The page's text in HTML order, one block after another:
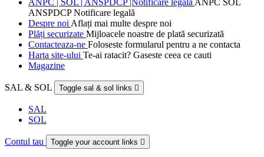
ANSPDCP Notificare legală
Despre noi Aflați mai multe despre noi
Plăți securizate Mijloacele noastre de plată securizată
Contacteaza-ne Foloseste formularul pentru a ne contacta
Harta site-ului Te-ai ratacit? Gaseste ceea ce cauti
Magazine
SAL & SOL Toggle sal & sol links 
SAL
SOL
Contul tau Toggle your account links 